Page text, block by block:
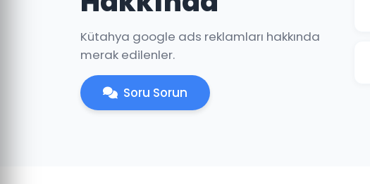
Kütahya google ads reklamları hakkında
merak edilenler.
Soru Sorun